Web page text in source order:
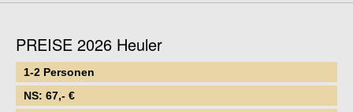
PREISE 2026 Heuler
1-2 Personen
NS: 67,- €